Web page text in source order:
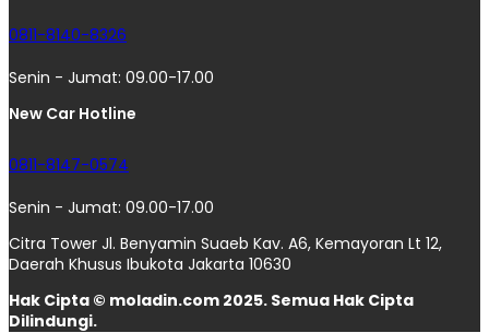
0811-8140-8326
Senin - Jumat: 09.00-17.00
New Car Hotline
0811-8147-0574
Senin - Jumat: 09.00-17.00
Citra Tower Jl. Benyamin Suaeb Kav. A6, Kemayoran Lt 12,
Daerah Khusus Ibukota Jakarta 10630
Hak Cipta © moladin.com 2025. Semua Hak Cipta
Dilindungi.